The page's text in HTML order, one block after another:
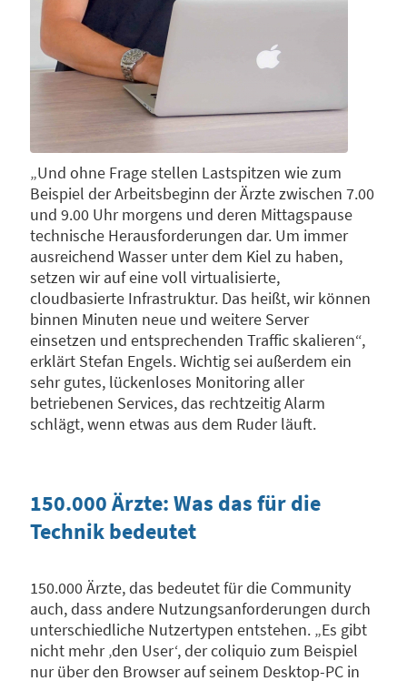
„Und ohne Frage stellen Lastspitzen wie zum
Beispiel der Arbeitsbeginn der Ärzte zwischen 7.00
und 9.00 Uhr morgens und deren Mittagspause
technische Herausforderungen dar. Um immer
ausreichend Wasser unter dem Kiel zu haben,
setzen wir auf eine voll virtualisierte,
cloudbasierte Infrastruktur. Das heißt, wir können
binnen Minuten neue und weitere Server
einsetzen und entsprechenden Traffic skalieren“,
erklärt Stefan Engels. Wichtig sei außerdem ein
sehr gutes, lückenloses Monitoring aller
betriebenen Services, das rechtzeitig Alarm
schlägt, wenn etwas aus dem Ruder läuft.
150.000 Ärzte: Was das für die
Technik bedeutet
150.000 Ärzte, das bedeutet für die Community
auch, dass andere Nutzungsanforderungen durch
unterschiedliche Nutzertypen entstehen. „Es gibt
nicht mehr ‚den User‘, der coliquio zum Beispiel
nur über den Browser auf seinem Desktop-PC in